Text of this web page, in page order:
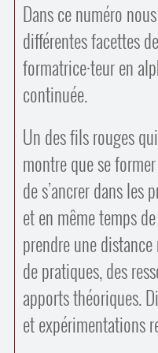
Dans ce numéro
différentes facettes
formatrice·teur en
continuée.
Un des fils rouges
montre que se
de s’ancrer dans les
et en même temps
prendre une
de pratiques, des
apports théoriques.
et expérimentations